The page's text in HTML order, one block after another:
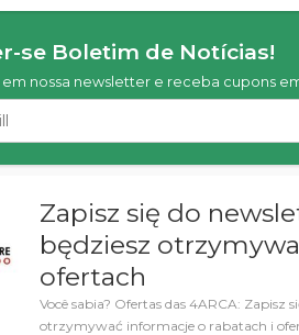
se Boletim de Notícias!
em nossa newsletter e receba cupons
Zapisz się do
będziesz
ofertach
Você sabia? Ofertas das 4ARCA:
otrzymywać informacje o rabatach i